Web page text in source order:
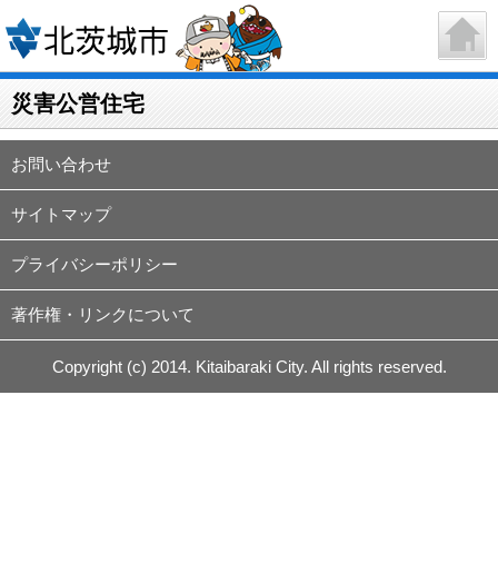
災害公営住宅
お問い合わせ
サイトマップ
プライバシーポリシー
著作権・リンクについて
Copyright (c) 2014. Kitaibaraki City. All rights reserved.